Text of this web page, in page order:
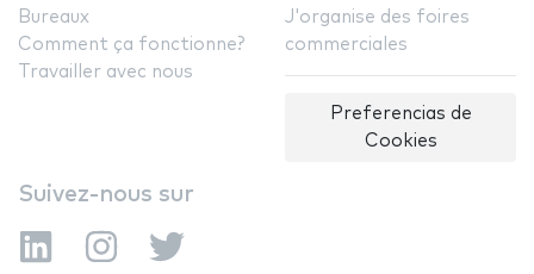
Bureaux
Comment ça fonctionne?
Travailler avec nous
J'organise des foires
commerciales
Preferencias de
Cookies
Suivez-nous sur